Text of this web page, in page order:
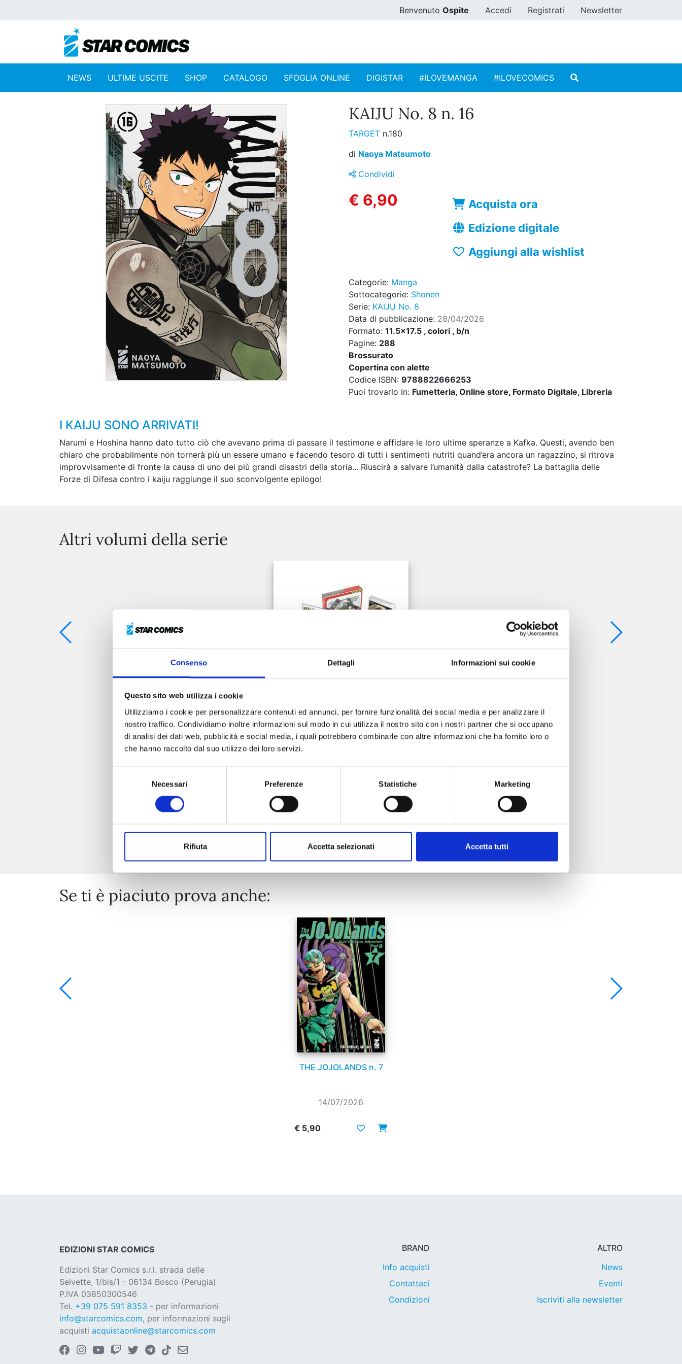
Consenso Dettagli Informazioni sui cookie
Questo sito web utilizza i cookie
Utilizziamo i cookie per personalizzare contenuti ed annunci, per fornire funzionalità dei social media e per analizzare il
nostro traffico. Condividiamo inoltre informazioni sul modo in cui utilizza il nostro sito con i nostri partner che si occupano
di analisi dei dati web, pubblicità e social media, i quali potrebbero combinarle con altre informazioni che ha fornito loro o
che hanno raccolto dal suo utilizzo dei loro servizi.
Necessari Preferenze Statistiche Marketing
Rifiuta Accetta selezionati Accetta tutti
Benvenuto Ospite Accedi Registrati Newsletter
NEWS ULTIME USCITE SHOP CATALOGO SFOGLIA ONLINE DIGISTAR #ILOVEMANGA #ILOVECOMICS
KAIJU No. 8 n. 16
TARGET n.180
di Naoya Matsumoto
Condividi
€ 6,90
Acquista ora
Edizione digitale
Aggiungi alla wishlist
Categorie: Manga
Sottocategorie: Shonen
Serie: KAIJU No. 8
Data di pubblicazione: 28/04/2026
Formato: 11.5x17.5 , colori , b/n
Pagine: 288
Brossurato
Copertina con alette
Codice ISBN: 9788822666253
Puoi trovarlo in: Fumetteria, Online store, Formato Digitale, Libreria
I KAIJU SONO ARRIVATI!
Narumi e Hoshina hanno dato tutto ciò che avevano prima di passare il testimone e affidare le loro ultime speranze a Kafka. Questi, avendo ben
chiaro che probabilmente non tornerà più un essere umano e facendo tesoro di tutti i sentimenti nutriti quand’era ancora un ragazzino, si ritrova
improvvisamente di fronte la causa di uno dei più grandi disastri della storia... Riuscirà a salvare l’umanità dalla catastrofe? La battaglia delle
Forze di Difesa contro i kaiju raggiunge il suo sconvolgente epilogo!
Altri volumi della serie
KAIJU No. 8 n. 16
CELEBRATION EDITION
Mostra tutto
Se ti è piaciuto prova anche:
THE JOJOLANDS n. 7
14/07/2026
€ 5,90
EDIZIONI STAR COMICS
Edizioni Star Comics s.r.l. strada delle
Selvette, 1/bis/1 - 06134 Bosco (Perugia)
P.IVA 03850300546
Tel. +39 075 591 8353 - per informazioni
info@starcomics.com, per informazioni sugli
acquisti acquistaonline@starcomics.com
BRAND
Info acquisti
Contattaci
Condizioni
ALTRO
News
Eventi
Iscriviti alla newsletter